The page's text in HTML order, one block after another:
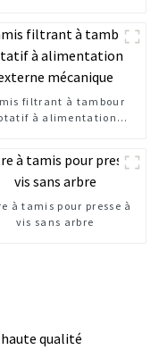
filtrant à tambour
à alimentation
à tamis pour presse à
vis sans arbre